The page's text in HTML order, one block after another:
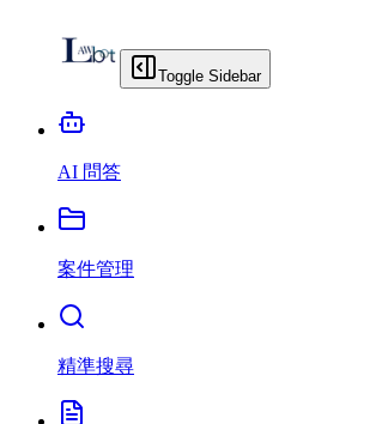
Toggle Sidebar
AI 問答
案件管理
精準搜尋